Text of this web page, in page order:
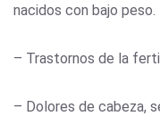
nacidos con bajo peso.
– Trastornos de la
– Dolores de cabeza,